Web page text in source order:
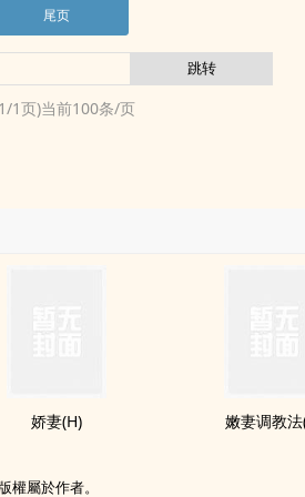
尾页
1/1页)当前100条/页
娇妻(H) 嫩妻​‎调‍教‌‌‍
屬於作者。